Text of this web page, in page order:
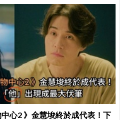
心2 》金慧埈終於成代表！下